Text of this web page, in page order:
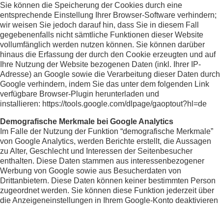
Sie können die Speicherung der Cookies durch eine
entsprechende Einstellung Ihrer Browser-Software verhindern;
wir weisen Sie jedoch darauf hin, dass Sie in diesem Fall
gegebenenfalls nicht sämtliche Funktionen dieser Website
vollumfänglich werden nutzen können. Sie können darüber
hinaus die Erfassung der durch den Cookie erzeugten und auf
Ihre Nutzung der Website bezogenen Daten (inkl. Ihrer IP-
Adresse) an Google sowie die Verarbeitung dieser Daten durch
Google verhindern, indem Sie das unter dem folgenden Link
verfügbare Browser-Plugin herunterladen und
installieren: https://tools.google.com/dlpage/gaoptout?hl=de
Demografische Merkmale bei Google Analytics
Im Falle der Nutzung der Funktion “demografische Merkmale”
von Google Analytics, werden Berichte erstellt, die Aussagen
zu Alter, Geschlecht und Interessen der Seitenbesucher
enthalten. Diese Daten stammen aus interessenbezogener
Werbung von Google sowie aus Besucherdaten von
Drittanbietern. Diese Daten können keiner bestimmten Person
zugeordnet werden. Sie können diese Funktion jederzeit über
die Anzeigeneinstellungen in Ihrem Google-Konto deaktivieren